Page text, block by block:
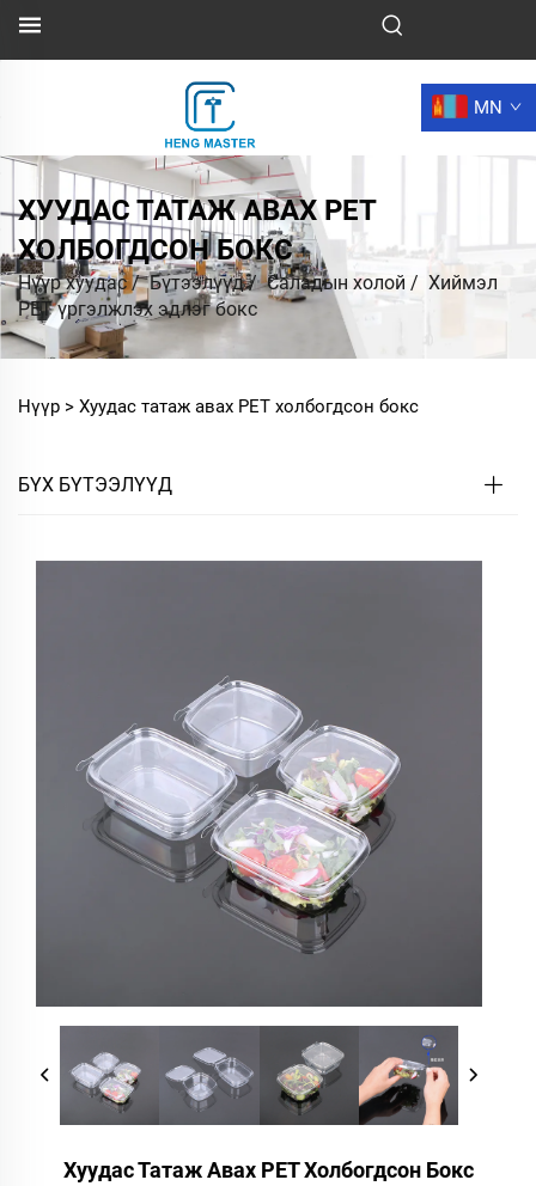
MN
ХУУДАС ТАТАЖ АВАХ PET
ХОЛБОГДСОН БОКС
Нүүр хуудас/Бүтээлүүд/Саладын холой / Хиймэл
PET үргэлжлэх эдлэг бокс
Нүүр > Хуудас татаж авах PET холбогдсон бокс
БҮХ БҮТЭЭЛҮҮД
Хуудас Татаж Авах PET Холбогдсон Бокс